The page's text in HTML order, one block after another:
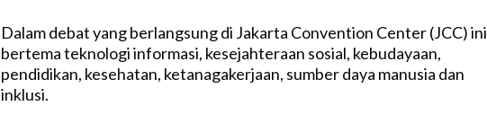
Dalam debat yang berlangsung di Jakarta Convention Center (JCC) ini
bertema teknologi informasi, kesejahteraan sosial, kebudayaan,
pendidikan, kesehatan, ketanagakerjaan, sumber daya manusia dan
inklusi.